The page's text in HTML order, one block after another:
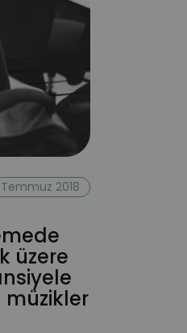
Temmuz 2018
üzere
müzikler